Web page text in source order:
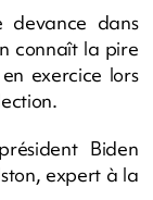
dans
connaît la pire
exercice lors
Biden
expert à la